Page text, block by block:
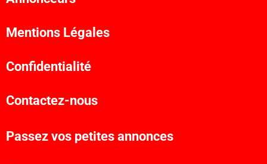
Mentions Légales
Confidentialité
Contactez-nous
Passez vos petites annonces